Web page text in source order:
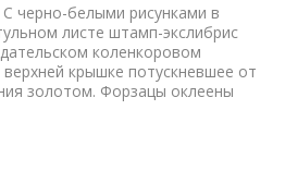
черно-белыми рисунками в
листе штамп-экслибрис
коленкоровом
крышке потускневшее от
золотом. Форзацы оклеены